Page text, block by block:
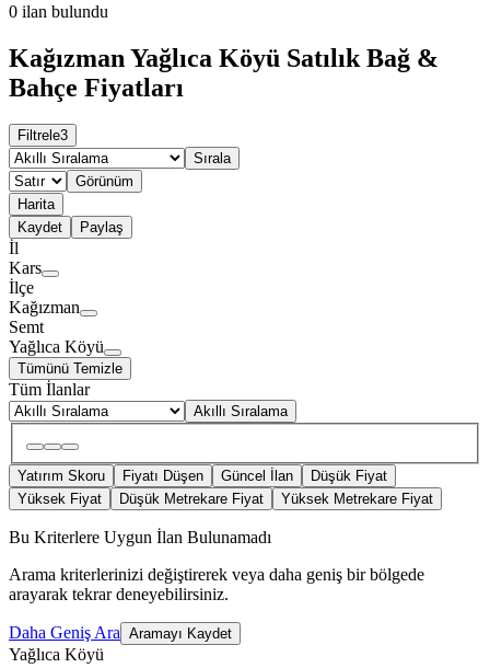
0 ilan bulundu
Kağızman Yağlıca Köyü Satılık Bağ &
Bahçe Fiyatları
Filtrele3
Sırala
Görünüm
Harita
Kaydet
Paylaş
İl
Kars
İlçe
Kağızman
Semt
Yağlıca Köyü
Tümünü Temizle
Tüm İlanlar
Akıllı Sıralama
Yatırım Skoru Fiyatı Düşen Güncel İlan
Düşük Fiyat
Yüksek Fiyat
Düşük Metrekare Fiyat Yüksek Metrekare Fiyat
Bu Kriterlere Uygun İlan Bulunamadı
Arama kriterlerinizi değiştirerek veya daha geniş bir bölgede
arayarak tekrar deneyebilirsiniz.
Daha Geniş Ara Aramayı Kaydet
Yağlıca Köyü